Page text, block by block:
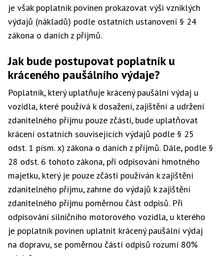
je však poplatník povinen prokazovat výši vzniklých
výdajů (nákladů) podle ostatních ustanovení § 24
zákona o daních z příjmů.
Jak bude postupovat poplatník u
kráceného paušálního výdaje?
Poplatník, který uplatňuje krácený paušální výdaj u
vozidla, které používá k dosažení, zajištění a udržení
zdanitelného příjmu pouze zčásti, bude uplatňovat
krácení ostatních souvisejících výdajů podle § 25
odst. 1 písm. x) zákona o daních z příjmů. Dále, podle §
28 odst. 6 tohoto zákona, při odpisování hmotného
majetku, který je pouze zčásti používán k zajištění
zdanitelného příjmu, zahrne do výdajů k zajištění
zdanitelného příjmu poměrnou část odpisů. Při
odpisování silničního motorového vozidla, u kterého
je poplatník povinen uplatnit krácený paušální výdaj
na dopravu, se poměrnou částí odpisů rozumí 80%